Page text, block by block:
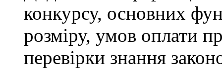
конкурсу, основних
розміру, умов оплати
перевірки знання